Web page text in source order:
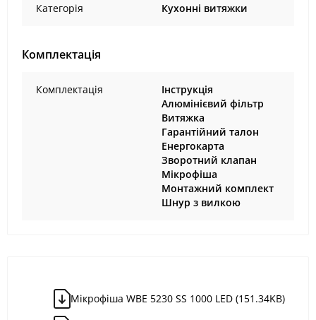
Категорія Кухонні витяжки
Комплектація
Комплектація
Інструкція
Алюмінієвий фільтр
Витяжка
Гарантійний талон
Енергокарта
Зворотний клапан
Мікрофіша
Монтажний комплект
Шнур з вилкою
Мікрофіша WBE 5230 SS 1000 LED (151.34KB)